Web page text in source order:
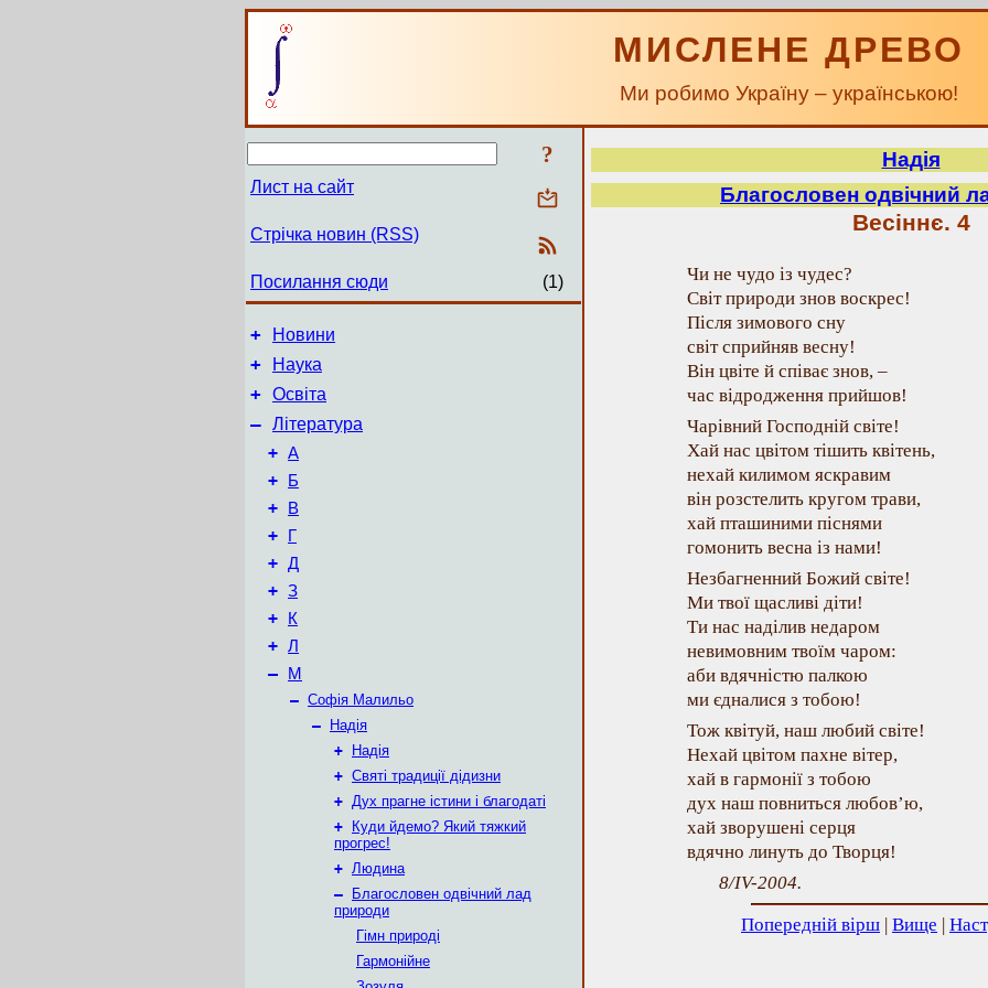
МИСЛЕНЕ ДРЕВО
Ми робимо Україну – українською!
?
Лист на сайт
Стрічка новин (RSS)
Посилання сюди (1)
+ Новини
+ Наука
+ Освіта
– Література
+ А
+ Б
+ В
+ Г
+ Д
+ З
+ К
+ Л
– М
– Софія Малильо
–
Надія
+
Надія
+ Святі традиції дідизни
+ Дух прагне істини і благодаті
+
Куди йдемо? Який тяжкий
прогрес!
+ Людина
–
Благословен одвічний лад
природи
Гімн природі
Гармонійне
Надія
Благословен одвічний
Весіннє. 4
Чи не чудо із чудес?
Світ природи знов воскрес!
Після зимового сну
світ сприйняв весну!
Він цвіте й співає знов, –
час відродження прийшов!
Чарівний Господній світе!
Хай нас цвітом тішить квітень,
нехай килимом яскравим
він розстелить кругом трави,
хай пташиними піснями
гомонить весна із нами!
Незбагненний Божий світе!
Ми твої щасливі діти!
Ти нас наділив недаром
невимовним твоїм чаром:
аби вдячністю палкою
ми єдналися з тобою!
Тож квітуй, наш любий світе!
Нехай цвітом пахне вітер,
хай в гармонії з тобою
дух наш повниться любов’ю,
хай зворушені серця
вдячно линуть до Творця!
8/IV-2004.
Попередній вірш | Вище |